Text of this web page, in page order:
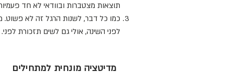
תוצאות מצטברות ובוודאי לא חד
כמו כל דבר, לשנות הרגל זה לא פשוט.
לפני השינה, אולי גם לשים תזכורת לפני.
מדיטציה מונחית למתחילים